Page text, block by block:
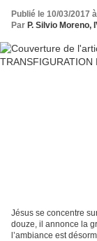
Publié le 10/03/2017
Par P. Silvio Moreno,
Jésus se concentre
douze, il annonce la
l’ambiance est